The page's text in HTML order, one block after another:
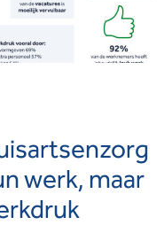
werk, maar